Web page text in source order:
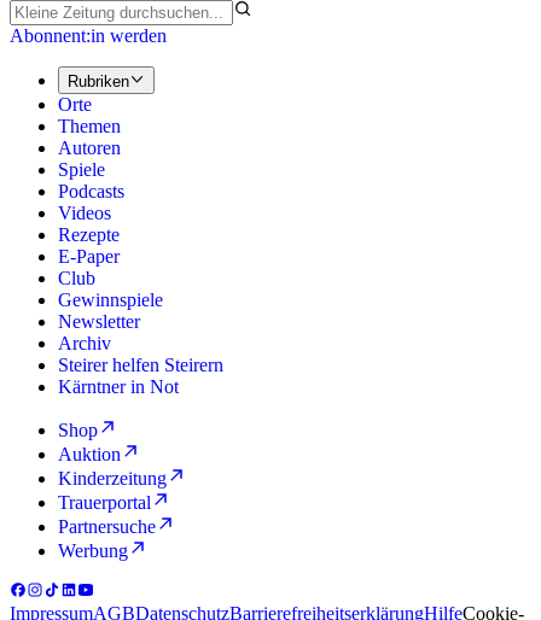
Abonnent:in werden
Rubriken
Orte
Themen
Autoren
Spiele
Podcasts
Videos
Rezepte
E-Paper
Club
Gewinnspiele
Newsletter
Archiv
Steirer helfen Steirern
Kärntner in Not
Shop
Auktion
Kinderzeitung
Trauerportal
Partnersuche
Werbung
ImpressumAGBDatenschutzBarrierefreiheitserklärungHilfeCookie-